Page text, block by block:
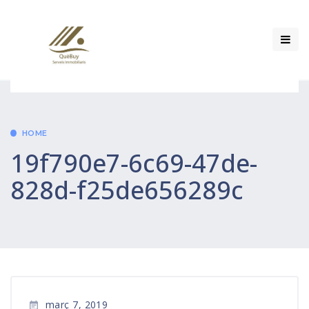
HOME
19f790e7-6c69-47de-
828d-f25de656289c
 març 7, 2019